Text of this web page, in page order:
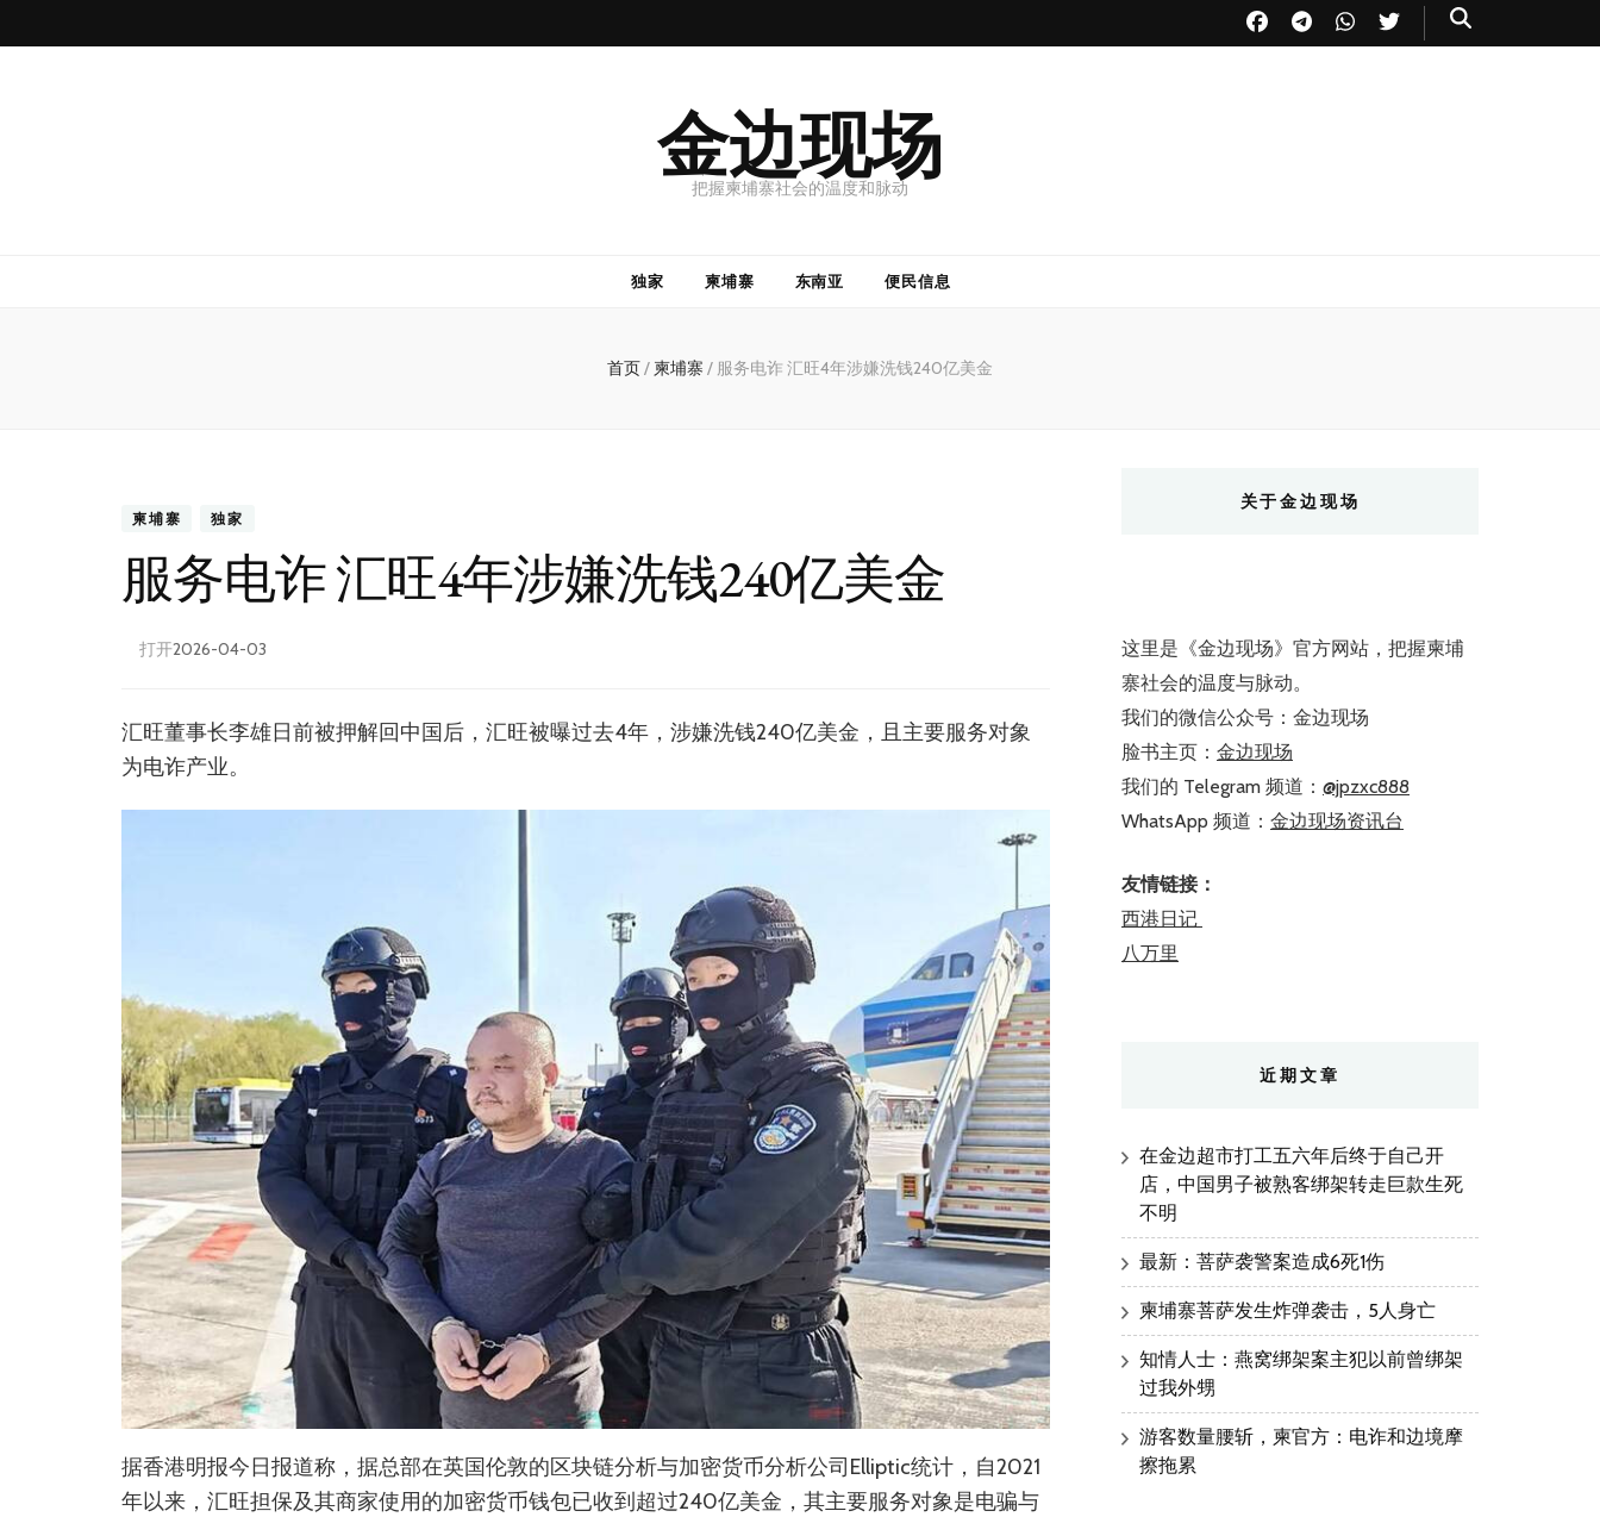
金边现场
把握柬埔寨社会的温度和脉动
独家 柬埔寨 东南亚 便民信息
首页/ 柬埔寨 / 服务电诈 汇旺4年涉嫌洗钱240亿美金
柬埔寨 独家
服务电诈 汇旺4年涉嫌洗钱240亿美金
打开2026-04-03
汇旺董事长李雄日前被押解回中国后，汇旺被曝过去4年，涉嫌洗钱240亿美金，且主要服务对象
为电诈产业。
据香港明报今日报道称，据总部在英国伦敦的区块链分析与加密货币分析公司Elliptic统计，自2021
年以来，汇旺担保及其商家使用的加密货币钱包已收到超过240亿美金，其主要服务对象是电骗与
关于金边现场
这里是《金边现场》官方网站，把握柬埔
寨社会的温度与脉动。
我们的微信公众号：金边现场
脸书主页： 金边现场
我们的 Telegram 频道： @jpzxc888
WhatsApp 频道： 金边现场资讯台
友情链接：
西港日记
八万里
近期文章
在金边超市打工五六年后终于自己开
店，中国男子被熟客绑架转走巨款生死
不明
最新：菩萨袭警案造成6死1伤
柬埔寨菩萨发生炸弹袭击，5人身亡
知情人士：燕窝绑架案主犯以前曾绑架
过我外甥
游客数量腰斩，柬官方：电诈和边境摩
擦拖累